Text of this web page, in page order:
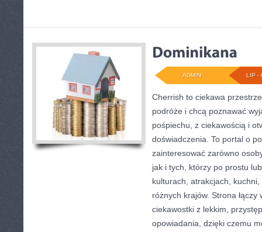
LIP -
ADMIN
Cherrish to ciekawa
podróże i chcą poznawać
pośpiechu, z ciekawością i
doświadczenia. To portal o
zainteresować zarówno
jak i tych, którzy po prostu
kulturach, atrakcjach,
różnych krajów. Strona
ciekawostki z lekkim,
opowiadania, dzięki czemu